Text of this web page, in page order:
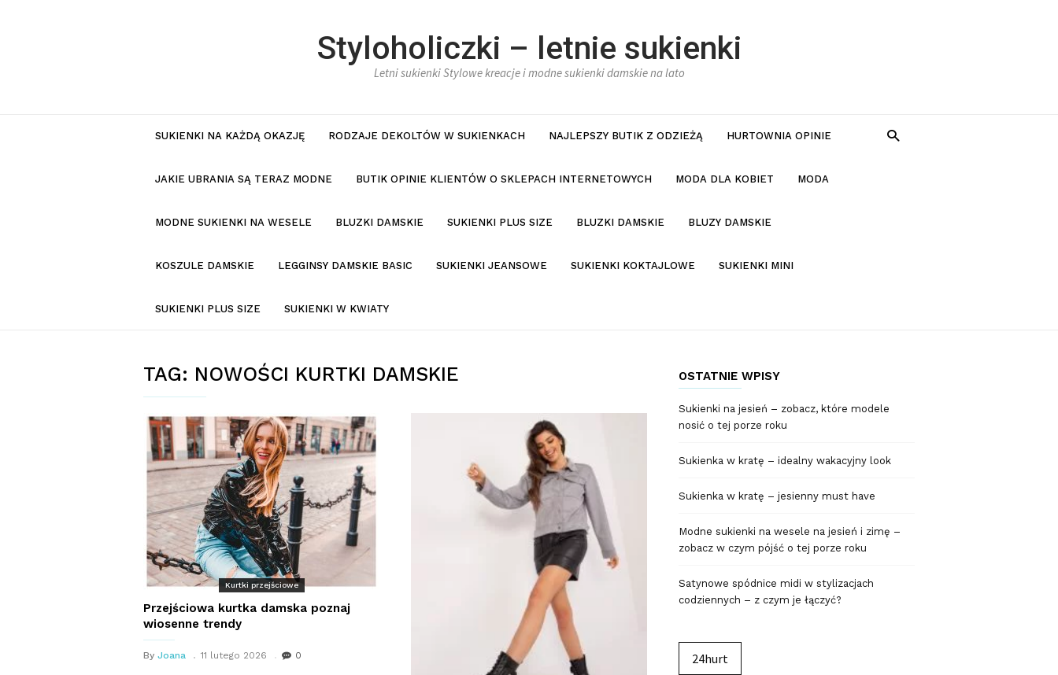
Styloholiczki – letnie sukienki
Letni sukienki Stylowe kreacje i modne sukienki damskie na lato
SUKIENKI NA KAŻDĄ OKAZJĘ RODZAJE DEKOLTÓW W SUKIENKACH NAJLEPSZY BUTIK Z ODZIEŻĄ HURTOWNIA OPINIE
JAKIE UBRANIA SĄ TERAZ MODNE BUTIK OPINIE KLIENTÓW O SKLEPACH INTERNETOWYCH MODA DLA KOBIET MODA
MODNE SUKIENKI NA WESELE BLUZKI DAMSKIE SUKIENKI PLUS SIZE BLUZKI DAMSKIE BLUZY DAMSKIE
KOSZULE DAMSKIE LEGGINSY DAMSKIE BASIC SUKIENKI JEANSOWE SUKIENKI KOKTAJLOWE SUKIENKI MINI
SUKIENKI PLUS SIZE SUKIENKI W KWIATY
TAG: NOWOŚCI KURTKI DAMSKIE
Kurtki przejściowe
Przejściowa kurtka damska poznaj
wiosenne trendy
By Joana 11 lutego 2026 0
OSTATNIE WPISY
Sukienki na jesień – zobacz, które modele
nosić o tej porze roku
Sukienka w kratę – idealny wakacyjny look
Sukienka w kratę – jesienny must have
Modne sukienki na wesele na jesień i zimę –
zobacz w czym pójść o tej porze roku
Satynowe spódnice midi w stylizacjach
codziennych – z czym je łączyć?
24hurt